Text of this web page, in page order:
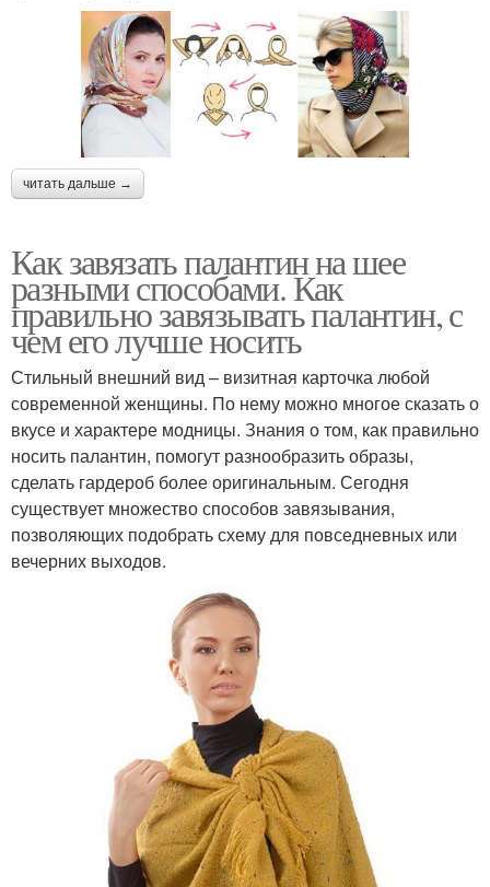
читать дальше →
Как завязать палантин на шее
разными способами. Как
правильно завязывать палантин, с
чем его лучше носить
Стильный внешний вид – визитная карточка любой
современной женщины. По нему можно многое сказать о
вкусе и характере модницы. Знания о том, как правильно
носить палантин, помогут разнообразить образы,
сделать гардероб более оригинальным. Сегодня
существует множество способов завязывания,
позволяющих подобрать схему для повседневных или
вечерних выходов.